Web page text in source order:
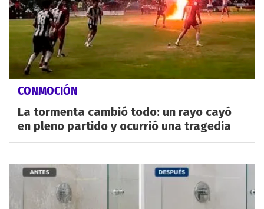
CONMOCIÓN
La tormenta cambió todo: un rayo cayó
en pleno partido y ocurrió una tragedia